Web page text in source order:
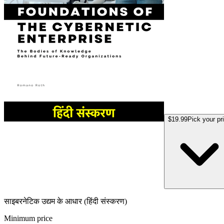
$19.99Pick your
साइबरनेटिक उद्यम के आधार (हिंदी संस्करण)
Minimum price